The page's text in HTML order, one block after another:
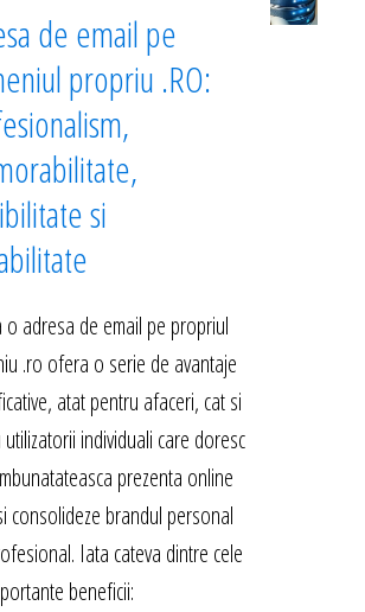
de email pe
propriu .RO:
si
o adresa de email pe propriul
.ro ofera o serie de avantaje
atat pentru afaceri, cat si
individuali care doresc
prezenta online
consolideze brandul personal
Iata cateva dintre cele
beneficii: